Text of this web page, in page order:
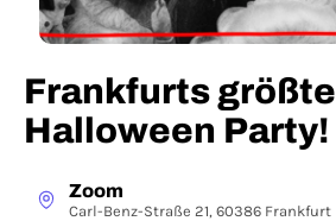
Frankfurts größte
Halloween Party!
Zoom
Carl-Benz-Straße 21, 60386 Frankfurt